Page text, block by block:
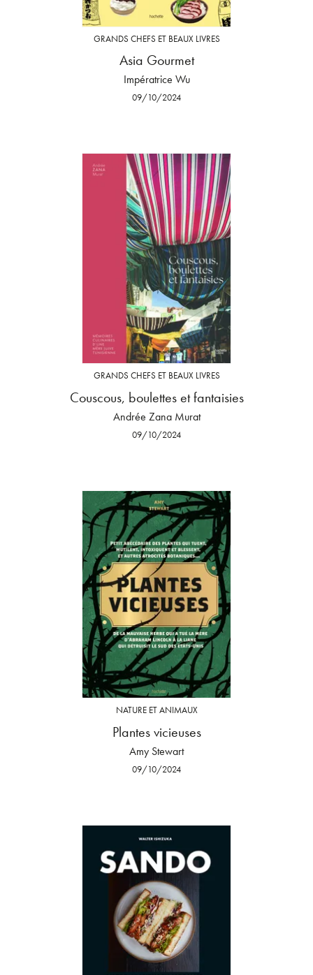
GRANDS CHEFS ET BEAUX LIVRES
Asia Gourmet
Impératrice Wu
09/10/2024
GRANDS CHEFS ET BEAUX LIVRES
Couscous, boulettes et fantaisies
Andrée Zana Murat
09/10/2024
NATURE ET ANIMAUX
Plantes vicieuses
Amy Stewart
09/10/2024